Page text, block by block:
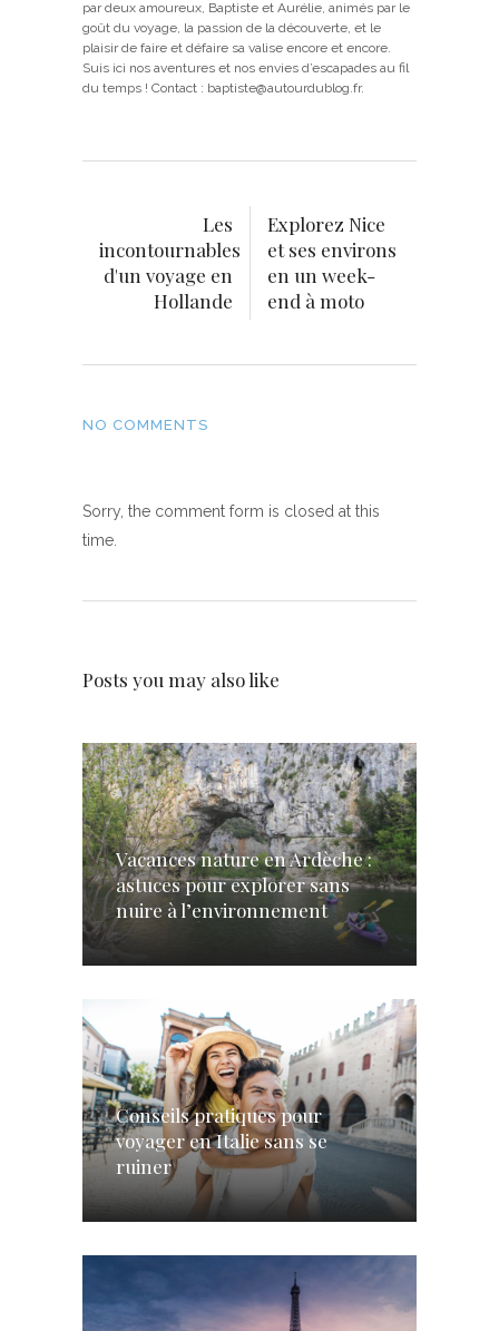
par deux amoureux, Baptiste et Aurélie, animés par le
goût du voyage, la passion de la découverte, et le
plaisir de faire et défaire sa valise encore et encore.
Suis ici nos aventures et nos envies d’escapades au fil
du temps ! Contact : baptiste@autourdublog.fr.
Les
incontournables
d'un voyage en
Hollande
Explorez Nice
et ses environs
en un week-
end à moto
NO COMMENTS
Sorry, the comment form is closed at this
time.
Posts you may also like
Vacances nature en Ardèche :
astuces pour explorer sans
nuire à l’environnement
Conseils pratiques pour
voyager en Italie sans se
ruiner